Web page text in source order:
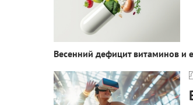
Весенний дефицит витаминов и